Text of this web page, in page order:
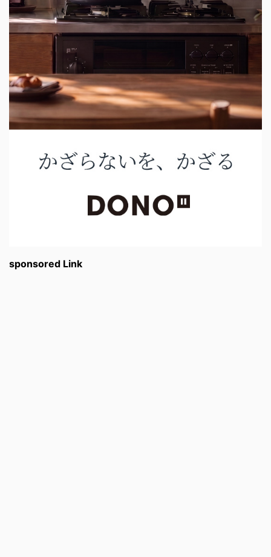
sponsored Link